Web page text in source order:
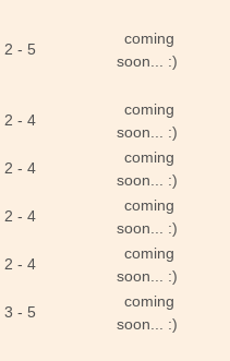
2 - 5
coming
soon... :)
2 - 4
coming
soon... :)
2 - 4
coming
soon... :)
2 - 4
coming
soon... :)
2 - 4
coming
soon... :)
3 - 5
coming
soon... :)